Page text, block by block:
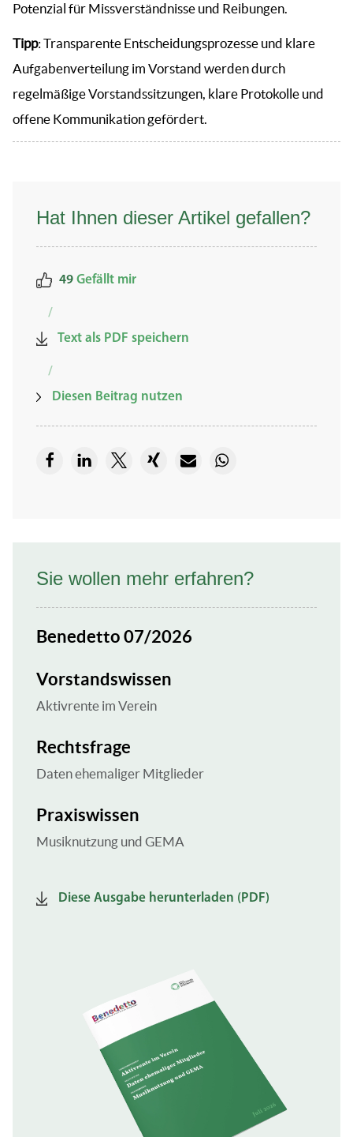
Potenzial für Missverständnisse und Reibungen.
Tipp: Transparente Entscheidungsprozesse und klare
Aufgabenverteilung im Vorstand werden durch
regelmäßige Vorstandssitzungen, klare Protokolle und
offene Kommunikation gefördert.
Hat Ihnen dieser Artikel gefallen?
49 Gefällt mir
/
Text als PDF speichern
/
Diesen Beitrag nutzen
Sie wollen mehr erfahren?
Benedetto 07/2026
Vorstandswissen
Aktivrente im Verein
Rechtsfrage
Daten ehemaliger Mitglieder
Praxiswissen
Musiknutzung und GEMA
Diese Ausgabe herunterladen (PDF)